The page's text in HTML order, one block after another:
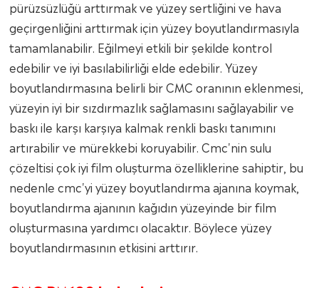
pürüzsüzlüğü arttırmak ve yüzey sertliğini ve hava
geçirgenliğini arttırmak için yüzey boyutlandırmasıyla
tamamlanabilir. Eğilmeyi etkili bir şekilde kontrol
edebilir ve iyi basılabilirliği elde edebilir. Yüzey
boyutlandırmasına belirli bir CMC oranının eklenmesi,
yüzeyin iyi bir sızdırmazlık sağlamasını sağlayabilir ve
baskı ile karşı karşıya kalmak renkli baskı tanımını
artırabilir ve mürekkebi koruyabilir. Cmc'nin sulu
çözeltisi çok iyi film oluşturma özelliklerine sahiptir, bu
nedenle cmc'yi yüzey boyutlandırma ajanına koymak,
boyutlandırma ajanının kağıdın yüzeyinde bir film
oluşturmasına yardımcı olacaktır. Böylece yüzey
boyutlandırmasının etkisini arttırır.